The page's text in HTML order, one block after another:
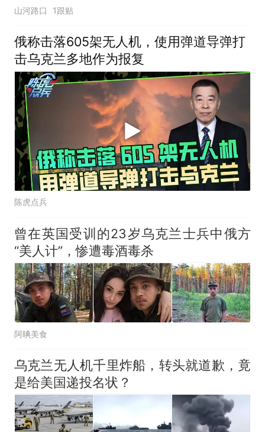
山河路口 1跟贴
俄称击落605架无人机，使用弹道导弹打
击乌克兰多地作为报复
陈虎点兵
曾在英国受训的23岁乌克兰士兵中俄方
“美人计”，惨遭毒酒毒杀
阿晪美食
乌克兰无人机千里炸船，转头就道歉，竟
是给美国递投名状？